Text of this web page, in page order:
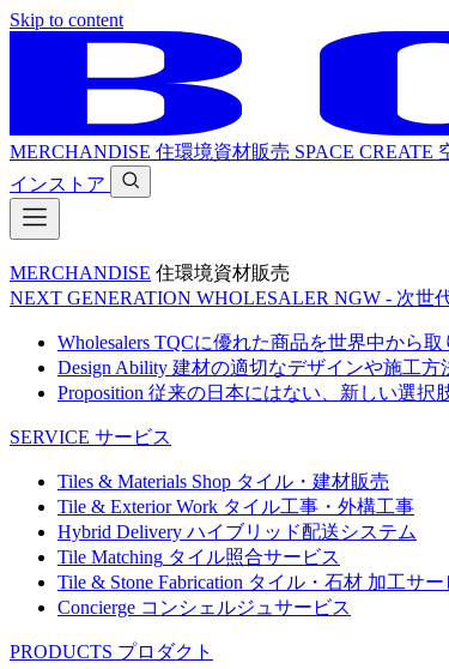
Skip to content
MERCHANDISE 住環境資材販売 SPACE CREATE
インストア
MERCHANDISE 住環境資材販売
NEXT GENERATION WHOLESALER NGW - 次世
Wholesalers TQCに優れた商品を世界中から取
Design Ability 建材の適切なデザインや施工方
Proposition 従来の日本にはない、新しい選択
SERVICE サービス
Tiles & Materials Shop タイル・建材販売
Tile & Exterior Work タイル工事・外構工事
Hybrid Delivery ハイブリッド配送システム
Tile Matching タイル照合サービス
Tile & Stone Fabrication タイル・石材 加工サー
Concierge コンシェルジュサービス
PRODUCTS プロダクト